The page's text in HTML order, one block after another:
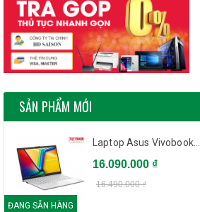
SẢN PHẨM MỚI
ĐANG SẴN HÀNG
Laptop Asus Vivobook...
16.090.000 ₫
16.490.000 ₫